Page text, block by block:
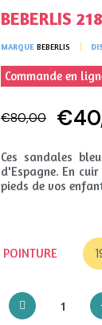
BEBERLIS
MARQUE BEBERLIS
Commande en
€80,00
Ces sandales
d'Espagne. En
pieds de vos
POINTURE